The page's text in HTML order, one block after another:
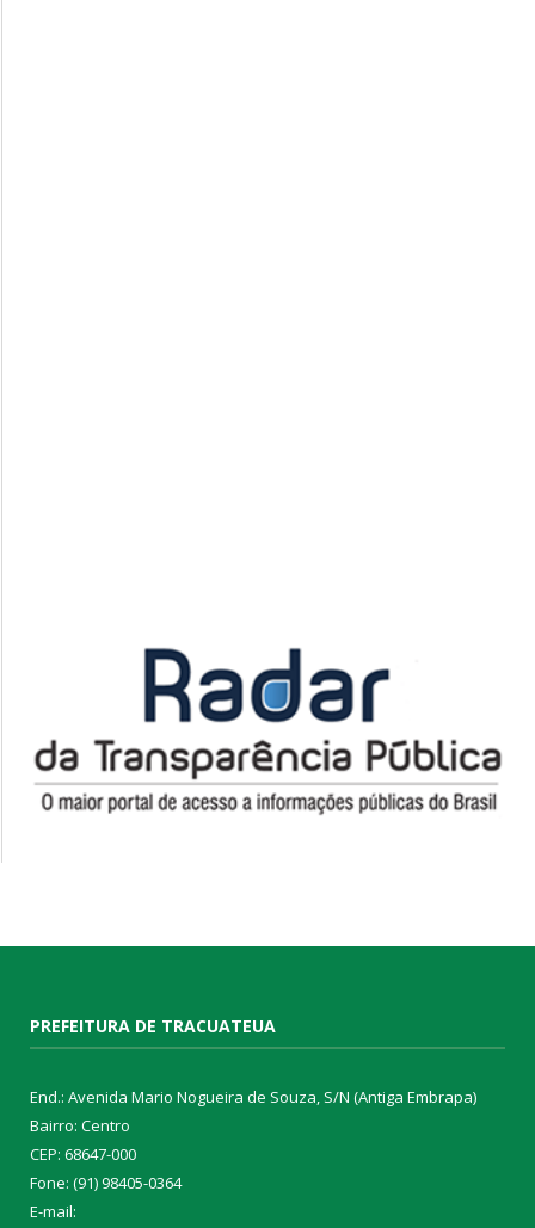
PREFEITURA DE TRACUATEUA
End.: Avenida Mario Nogueira de Souza, S/N (Antiga Embrapa)
Bairro: Centro
CEP: 68647-000
Fone: (91) 98405-0364
E-mail: